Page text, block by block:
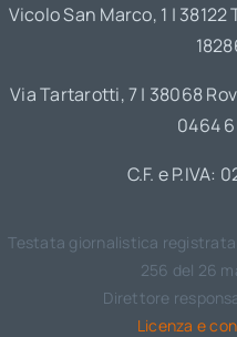
Vicolo San Marco, 1 |
Via Tartarotti, 7 | 38068
0464
C.F. e P.IVA:
Testata giornalistica registrata
256 del 26
Direttore
Licenza e